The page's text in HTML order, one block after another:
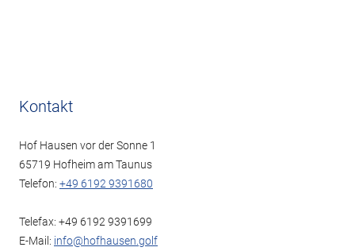
Kontakt
Hof Hausen vor der Sonne 1
65719 Hofheim am Taunus
Telefon: +49 6192 9391680
Telefax: +49 6192 9391699
E-Mail: info@hofhausen.golf